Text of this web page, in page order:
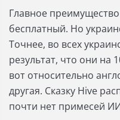
Главное
бесплатный. Но
Точнее, во всех
результат, что они на
вот относительно
другая. Сказку Hive
почти нет примесей